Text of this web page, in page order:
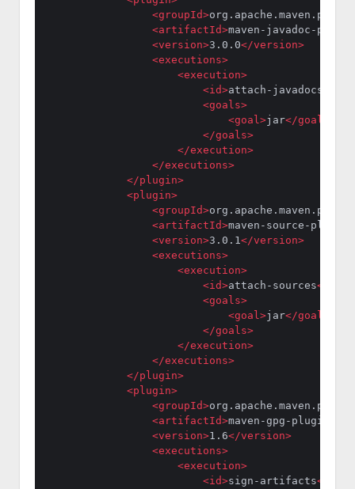
<groupId>
<artifactId>maven-javadoc-plugin
<version>3.0.0</version>
<executions>
<execution>
<id>attach-javadocs
<goals>
<goal>jar</goal
</goals>
</execution>
</executions>
</plugin>
<plugin>
<groupId>
<artifactId>maven-source-plugin
<version>3.0.1</version>
<executions>
<execution>
<id>attach-sources</
<goals>
<goal>jar</goal
</goals>
</execution>
</executions>
</plugin>
<plugin>
<groupId>
<artifactId>maven-gpg-plugin
<version>1.6</version>
<executions>
<execution>
<id>sign-artifacts</